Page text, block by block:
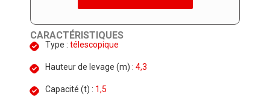
CARACTÉRISTIQUES
Type : télescopique
Hauteur de levage (m) : 4,3
Capacité (t) : 1,5